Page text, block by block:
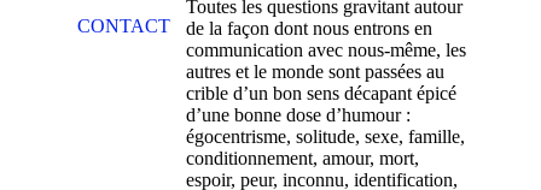
CONTACT
Toutes les questions gravitant autour
de la façon dont nous entrons en
communication avec nous-même, les
autres et le monde sont passées au
crible d’un bon sens décapant épicé
d’une bonne dose d’humour :
égocentrisme, solitude, sexe, famille,
conditionnement, amour, mort,
espoir, peur, inconnu, identification,